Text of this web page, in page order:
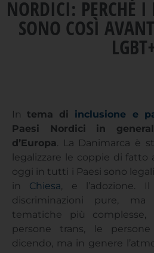
NORDICI: PERCHÉ
SONO COSÌ
LGBT+
Intema di inclusione e
Paesi Nordici in
d’Europa. La Danimarca è
legalizzare le coppie di fatto
oggi in tutti i Paesi sono
in Chiesa, e l’adozione.
discriminazioni pure,
tematiche più
persone trans, le
dicendo, ma in genere